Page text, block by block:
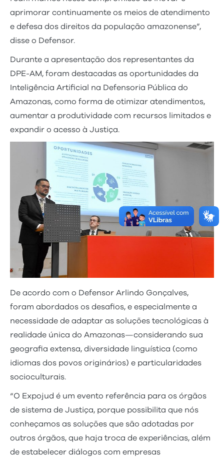
aprimorar continuamente os meios de atendimento
e defesa dos direitos da população amazonense”,
disse o Defensor.
Durante a apresentação dos representantes da
DPE-AM, foram destacadas as oportunidades da
Inteligência Artificial na Defensoria Pública do
Amazonas, como forma de otimizar atendimentos,
aumentar a produtividade com recursos limitados e
expandir o acesso à Justiça.
De acordo com o Defensor Arlindo Gonçalves,
foram abordados os desafios, e especialmente a
necessidade de adaptar as soluções tecnológicas à
realidade única do Amazonas—considerando sua
geografia extensa, diversidade linguística (como
idiomas dos povos originários) e particularidades
socioculturais.
“O Expojud é um evento referência para os órgãos
de sistema de Justiça, porque possibilita que nós
conheçamos as soluções que são adotadas por
outros órgãos, que haja troca de experiências, além
de estabelecer diálogos com empresas